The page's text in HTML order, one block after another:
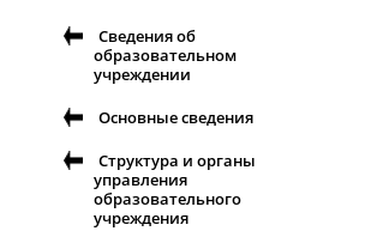
Сведения об
образовательном
учреждении
Основные сведения
Структура и органы
управления
образовательного
учреждения